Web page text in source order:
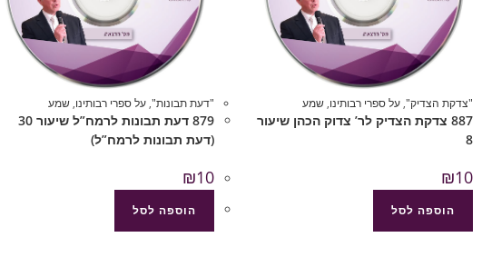
"צדקת הצדיק", על ספרי רבותינו, שמע
887 צדקת הצדיק לר’ צדוק הכהן שיעור
8
₪10
הוספה לסל
"דעת תבונות", על ספרי רבותינו, שמע
879 דעת תבונות לרמח”ל שיעור 30
(דעת תבונות לרמח”ל)
₪10
הוספה לסל